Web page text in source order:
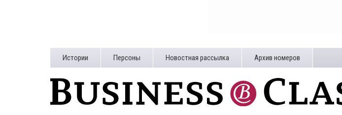
Истории Персоны Новостная рассылка Архив номеров